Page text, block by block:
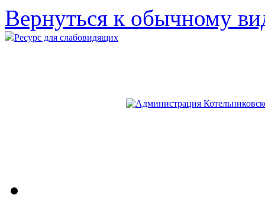
Вернуться к обычному
Ресурс для слабовидящих